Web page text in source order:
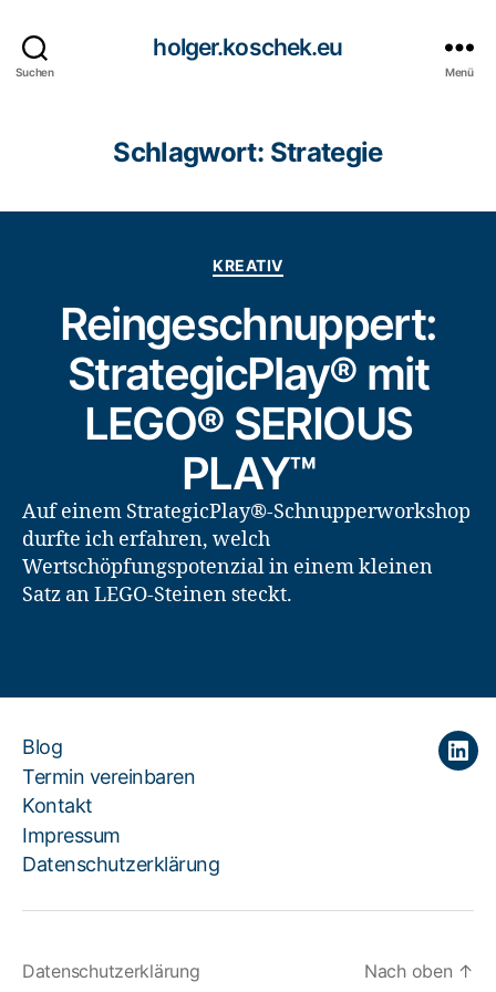
Suchen
holger.koschek.eu
Menü
Schlagwort: Strategie
Kategorien
KREATIV
Reingeschnuppert:
StrategicPlay® mit
LEGO® SERIOUS
PLAY™
Auf einem StrategicPlay®-Schnupperworkshop
durfte ich erfahren, welch
Wertschöpfungspotenzial in einem kleinen
Satz an LEGO-Steinen steckt.
Blog
Termin vereinbaren
Kontakt
Impressum
Datenschutzerklärung
Datenschutzerklärung Nach oben ↑